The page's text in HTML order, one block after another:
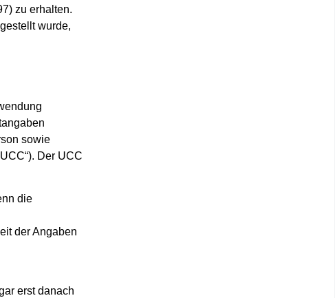
zu erhalten.
wurde,
sowie
Der UCC
die
der Angaben
erst danach